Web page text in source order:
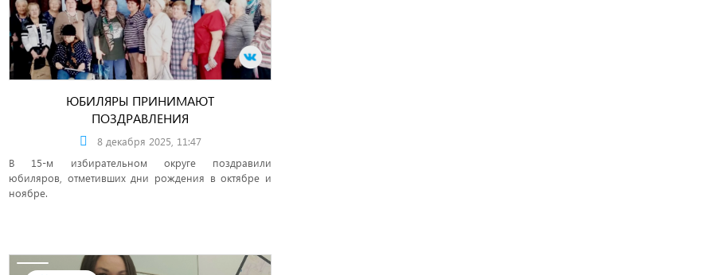
ЮБИЛЯРЫ ПРИНИМАЮТ
ПОЗДРАВЛЕНИЯ
8 декабря 2025, 11:47
В 15-м избирательном округе поздравили
юбиляров, отметивших дни рождения в октябре и
ноябре.